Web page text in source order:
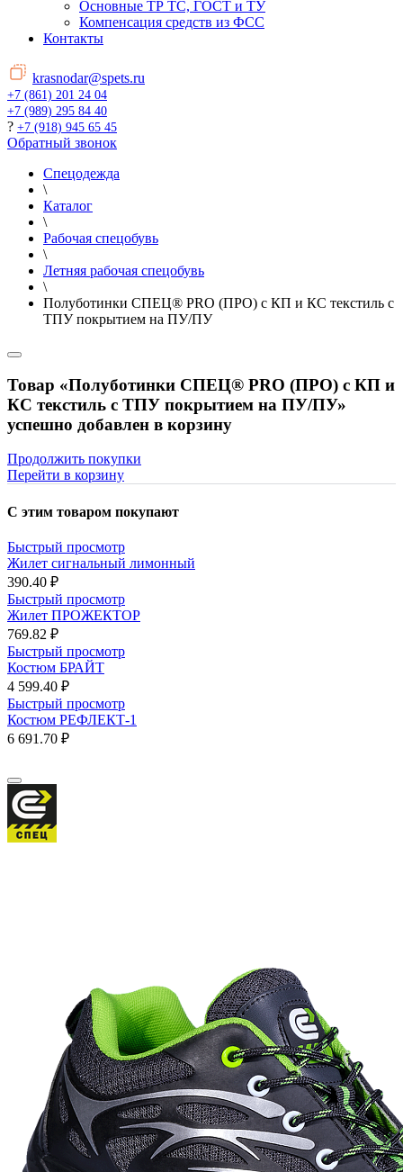
Основные ТР ТС, ГОСТ и ТУ
Компенсация средств из ФСС
Контакты
krasnodar@spets.ru
+7 (861) 201 24 04
+7 (989) 295 84 40
? +7 (918) 945 65 45
Обратный звонок
Спецодежда
\
Каталог
\
Рабочая спецобувь
\
Летняя рабочая спецобувь
\
Полуботинки СПЕЦ® PRO (ПРО) с КП и КС текстиль с
ТПУ покрытием на ПУ/ПУ
Товар «Полуботинки СПЕЦ® PRO (ПРО) с КП и
КС текстиль с ТПУ покрытием на ПУ/ПУ»
успешно добавлен в корзину
Продолжить покупки
Перейти в корзину
С этим товаром покупают
Быстрый просмотр
Жилет сигнальный лимонный
390.40 ₽
Быстрый просмотр
Жилет ПРОЖЕКТОР
769.82 ₽
Быстрый просмотр
Костюм БРАЙТ
4 599.40 ₽
Быстрый просмотр
Костюм РЕФЛЕКТ-1
6 691.70 ₽